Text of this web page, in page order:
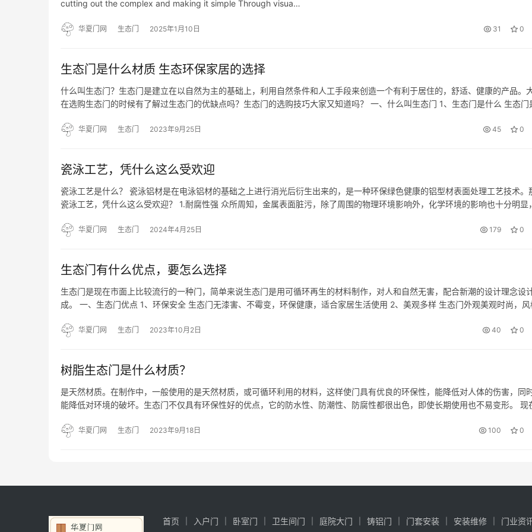
cutting out the complex and making it simple Through visua…
华夏门网 生态门 2025年1月10日 31 0
生态门是什么材质 生态环保家居的选择
什么叫生态门？生态门是建立在以自然为主的基础上，利用自然条件和人工手段来创造一个有利于居住的，舒适、健康的产品。
在选购生态门的时候有了解过生态门的优缺点吗？生态门的选购技巧大家又知道吗？ 一、什么叫生态门 1、生态门是什么 生态门
出… 华夏门网 生态门 2023年9月25日 45 0
瓷泳工艺，凭什么这么受欢迎
瓷泳工艺是什么？ 瓷泳铝材是在电泳铝材的基础之上进行消光后衍生出来的，是一种环保绿色健康的铝型材表面处理工艺技术。
瓷泳工艺，凭什么这么受欢迎？ 1.耐腐性强 众所周知，金属表面脏污，除了周围的物理环境影响外，化学环境的影响也十分明显
键因…华夏门网 生态门 2024年4月25日 179 0
生态门有什么优点，要怎么选择
生态门是现在市面上比较流行的一种门，简单来说生态门是用可循环再生的材料制作，对人和自然无害，配合新潮的设计理念设
成。 一、生态门优点 1、环保安全 生态门无漆害、不霉变，环保健康，适合家居生活使用 2、美观多样 生态门外观美观时尚，风
华夏门网 生态门 2023年10月2日 40 0
树脂生态门是什么材质？
是天然材质。在制作中，一般使用的是天然材质，或可循环利用的材料，这样使门具有优良的环保性，能降低对人体的伤害，同
能降低对环境的破坏。生态门不仅具有环保性好的优点，它的防水性、防潮性、防腐性都很出色，即使长期使用也不易变形。 现
体健康。在…
华夏门网 生态门 2023年9月18日 100 0
首页 入户门 卧室门 卫生间门 庭院大门 铸铝门 门套安装 安装维修 门业资